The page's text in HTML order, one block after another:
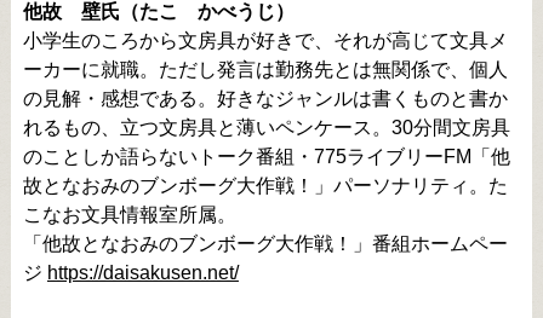
他故 壁氏（たこ かべうじ）
小学生のころから文房具が好きで、それが高じて文具メ
ーカーに就職。ただし発言は勤務先とは無関係で、個人
の見解・感想である。好きなジャンルは書くものと書か
れるもの、立つ文房具と薄いペンケース。30分間文房具
のことしか語らないトーク番組・775ライブリーFM「他
故となおみのブンボーグ大作戦！」パーソナリティ。た
こなお文具情報室所属。
「他故となおみのブンボーグ大作戦！」番組ホームペー
ジ https://daisakusen.net/